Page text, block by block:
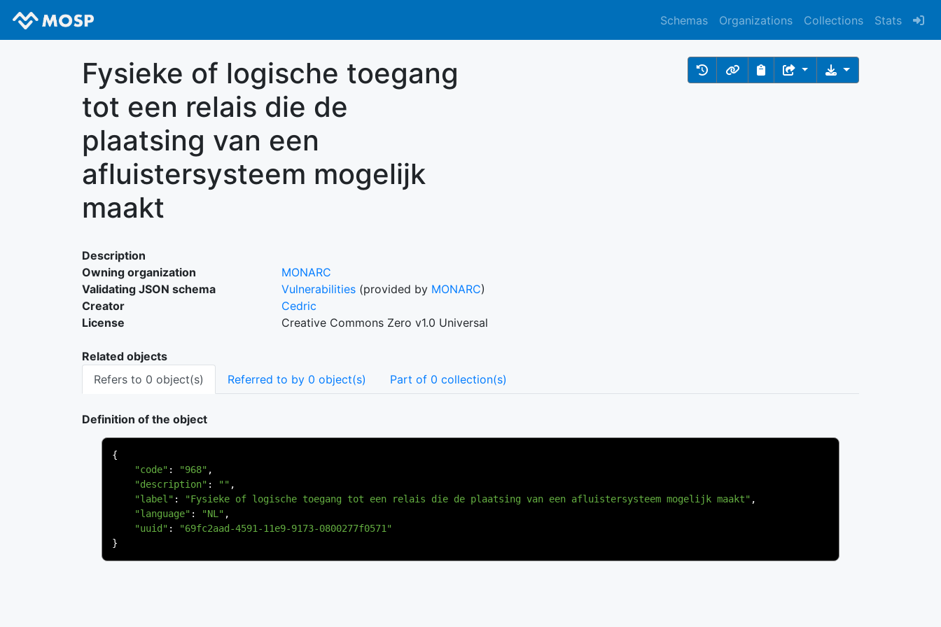
Schemas Organizations Collections Stats
Fysieke of logische toegang
tot een relais die de
plaatsing van een
afluistersysteem mogelijk
maakt
Description
Owning organization
MONARC
Validating JSON schema
Vulnerabilities (provided by MONARC)
Creator
Cedric
License
Creative Commons Zero v1.0 Universal
Related objects
Refers to 0 object(s)
Referred to by 0 object(s) Part of 0 collection(s)
Definition of the object
{
"code" : "968" ,
"description" : "" ,
"label" : "Fysieke of logische toegang tot een relais die de plaatsing van een afluistersysteem mogelijk maakt" ,
"language" : "NL" ,
"uuid" :
"69fc2aad-4591-11e9-9173-0800277f0571"
}